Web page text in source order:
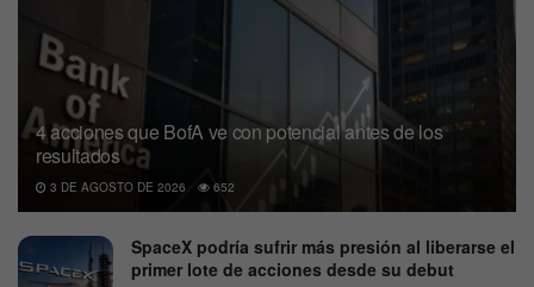
4 acciones que BofA ve con potencial antes de los
resultados
3 DE AGOSTO DE 2026 652
SpaceX podría sufrir más presión al liberarse el
primer lote de acciones desde su debut